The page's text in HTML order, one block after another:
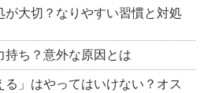
が大切？なりやすい習慣と対処
持ち？意外な原因とは
る」はやってはいけない？オス